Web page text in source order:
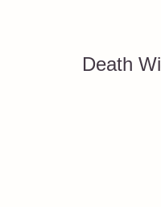
Death